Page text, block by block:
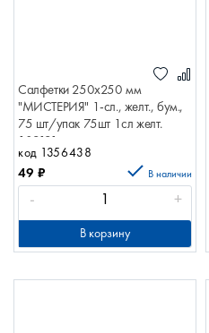
Салфетки 250х250 мм
"МИСТЕРИЯ" 1-сл., желт., бум.,
75 шт/упак 75шт 1сл желт.
109191
код 1356438
49 ₽ В наличии
- +
В корзину